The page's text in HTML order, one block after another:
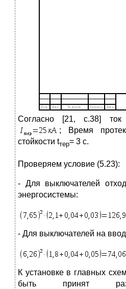
Согласно [21, с.38] ток
; Время
стойкости tтер= 3 с.
Проверяем условие (5.23):
- Для выключателей
энергосистемы:
- Для выключателей на
К установке в главных
быть принят